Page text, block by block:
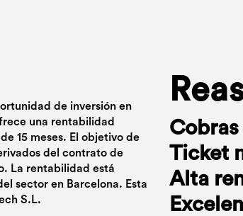
de inversión en
una rentabilidad
15 meses. El objetivo de
del contrato de
La rentabilidad está
sector en Barcelona. Esta
S.L.
Cobras
Ticket
Alta